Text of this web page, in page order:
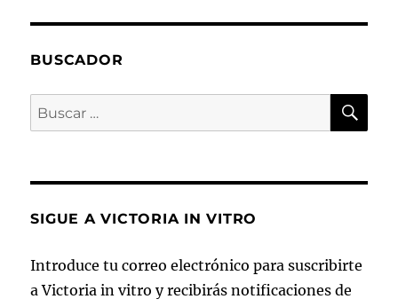
en
fertilidad:
plásticos.
BUSCADOR
Buscar
por:
SIGUE A VICTORIA IN VITRO
Introduce tu correo electrónico para suscribirte
a Victoria in vitro y recibirás notificaciones de